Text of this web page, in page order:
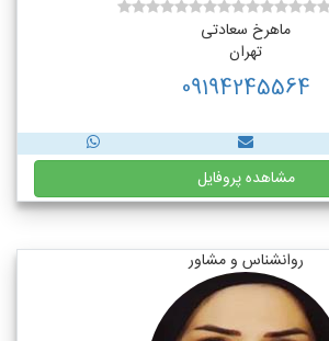
ماهرخ سعادتی
تهران
09194245564
مشاهده پروفایل
روانشناس و مشاور